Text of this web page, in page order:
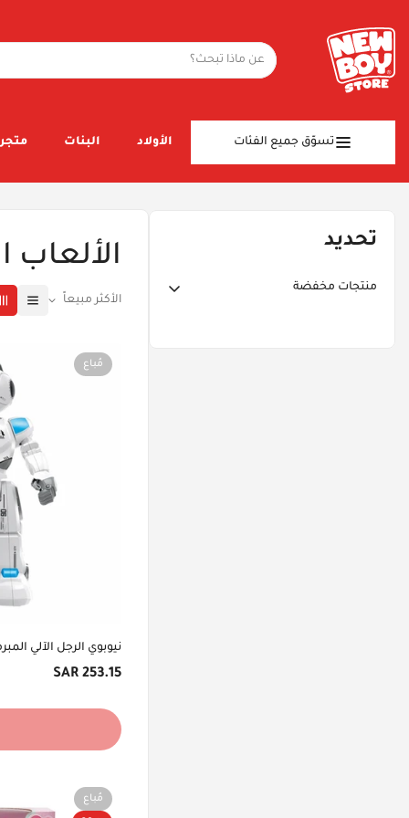
تسوّق جميع الفئات الأولاد البنات
تحديد
منتجات مخفضة
الألعاب
الأكثر مبيعاً
مُباع
نيوبوي الرجل الآلي
السعر
253.15 SAR
مُباع